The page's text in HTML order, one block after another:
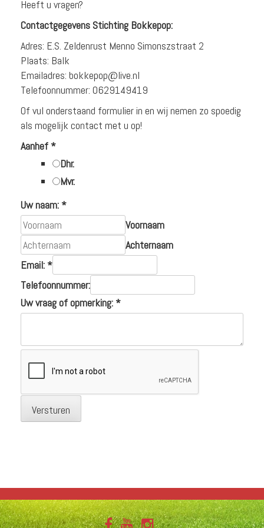
Heeft u vragen?
Contactgegevens Stichting Bokkepop:
Adres: E.S. Zeldenrust Menno Simonszstraat 2
Plaats: Balk
Emailadres: bokkepop@live.nl
Telefoonnummer: 0629149419
Of vul onderstaand formulier in en wij nemen zo spoedig
als mogelijk contact met u op!
Aanhef *
Dhr.
Mvr.
Uw naam: *
Voornaam
Achternaam
Email: *
Telefoonnummer:
Uw vraag of opmerking: *
Versturen